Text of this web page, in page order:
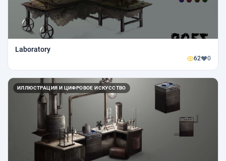
Laboratory
62 0
ИЛЛЮСТРАЦИЯ И ЦИФРОВОЕ ИСКУССТВО